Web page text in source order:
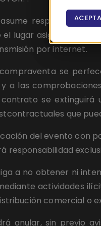
asume
el lugar asignado, la
por internet.
se
a las
se extinguirá
que
del evento con
responsabilidad
a no obtener ni
actividades
comercial o
anular, sin previo